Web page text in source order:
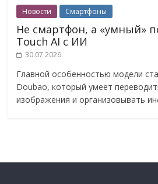
Новости Смартфоны
Не смартфон, а «умный»
Touch AI с ИИ
30.07.2026
Главной особенностью модели
Doubao, который умеет
изображения и организовывать